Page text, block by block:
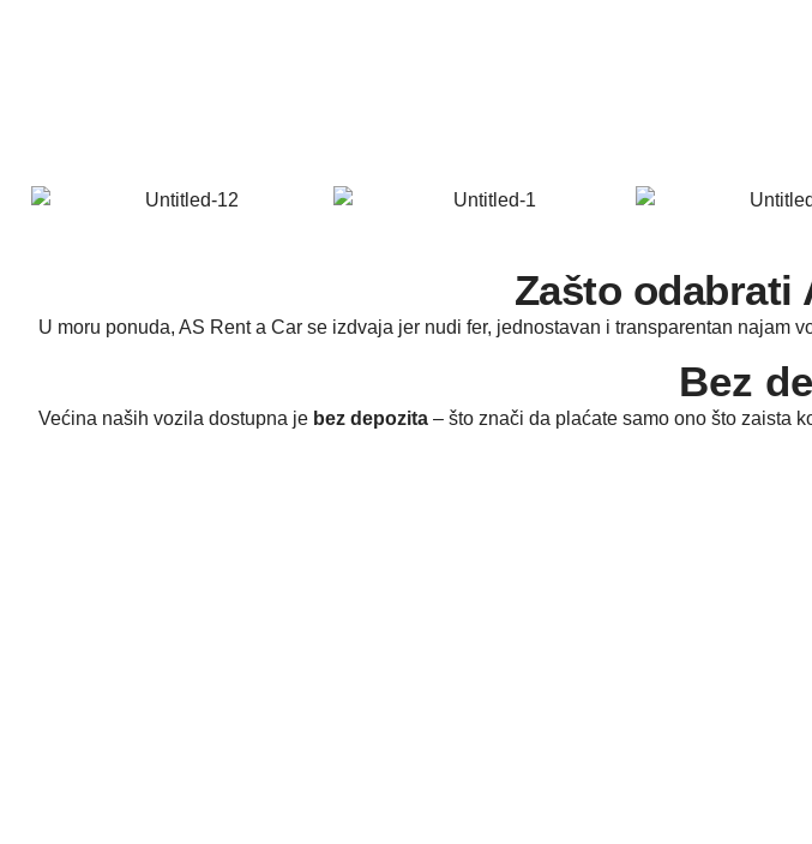
Zašto odabrati
U moru ponuda, AS Rent a Car se izdvaja jer nudi fer, jednostavan i transparentan
Bez
Većina naših vozila dostupna je bez depozita – što znači da plaćate samo ono što zaista